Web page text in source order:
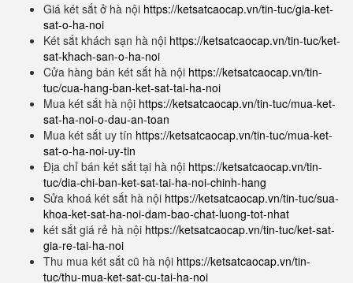
Giá két sắt ở hà nội https://ketsatcaocap.vn/tin-tuc/gia-ket-
sat-o-ha-noi
Két sắt khách sạn hà nội https://ketsatcaocap.vn/tin-tuc/ket-
sat-khach-san-o-ha-noi
Cửa hàng bán két sắt hà nội https://ketsatcaocap.vn/tin-
tuc/cua-hang-ban-ket-sat-tai-ha-noi
Mua két sắt hà nội https://ketsatcaocap.vn/tin-tuc/mua-ket-
sat-ha-noi-o-dau-an-toan
Mua két sắt uy tín https://ketsatcaocap.vn/tin-tuc/mua-ket-
sat-o-ha-noi-uy-tin
Địa chỉ bán két sắt tại hà nội https://ketsatcaocap.vn/tin-
tuc/dia-chi-ban-ket-sat-tai-ha-noi-chinh-hang
Sửa khoá két sắt hà nội https://ketsatcaocap.vn/tin-tuc/sua-
khoa-ket-sat-ha-noi-dam-bao-chat-luong-tot-nhat
két sắt giá rẻ hà nội https://ketsatcaocap.vn/tin-tuc/ket-sat-
gia-re-tai-ha-noi
Thu mua két sắt cũ hà nội https://ketsatcaocap.vn/tin-
tuc/thu-mua-ket-sat-cu-tai-ha-noi